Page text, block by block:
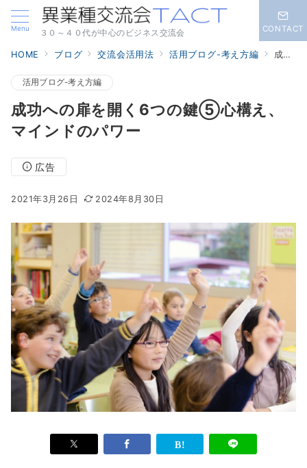
Menu
３０～４０代が中心のビジネス交流会 CONTACT
HOME ブログ 交流会活用法 活用ブログ-考え方編 成功への扉を開く6つの鍵⑤心構え、マインドのパワー
活用ブログ-考え方編
成功への扉を開く6つの鍵⑤心構え、
マインドのパワー
広告
2021年3月26日 2024年8月30日